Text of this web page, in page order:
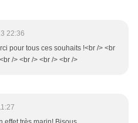
22:36
pour tous ces souhaits !<br /> <br
/> <br /> <br /> <br />